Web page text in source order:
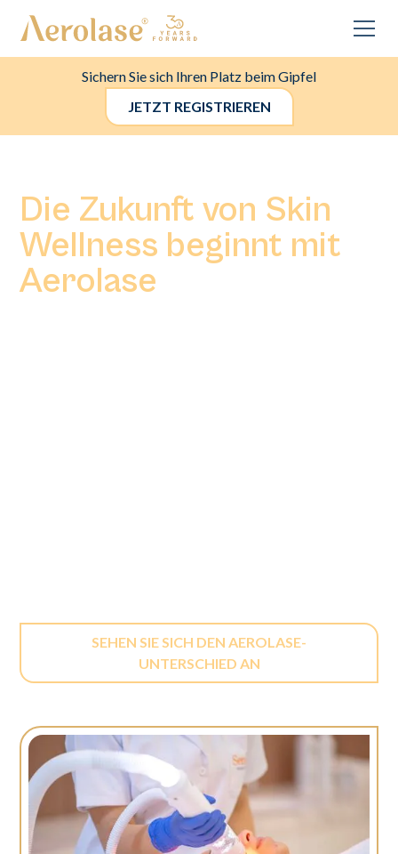
Sichern Sie sich Ihren Platz beim Gipfel
JETZT REGISTRIEREN
Die Zukunft von Skin
Wellness beginnt mit
Aerolase
SEHEN SIE SICH DEN AEROLASE-
UNTERSCHIED AN